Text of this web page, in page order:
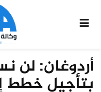
أردوغان: لن
بتأجيل خطط